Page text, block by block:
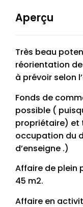
Aperçu
Très beau
réorientation
à prévoir selon
Fonds de
possible (
propriétaire) et
occupation du
d’enseigne .)
Affaire de plein
45 m2.
Affaire en